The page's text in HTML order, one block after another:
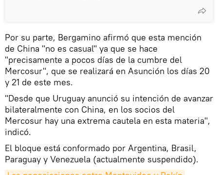
Por su parte, Bergamino afirmó que esta mención
de China "no es casual" ya que se hace
"precisamente a pocos días de la cumbre del
Mercosur", que se realizará en Asunción los días 20
y 21 de este mes.
"Desde que Uruguay anunció su intención de avanzar
bilateralmente con China, en los socios del
Mercosur hay una extrema cautela en esta materia",
indicó.
El bloque está conformado por Argentina, Brasil,
Paraguay y Venezuela (actualmente suspendido).